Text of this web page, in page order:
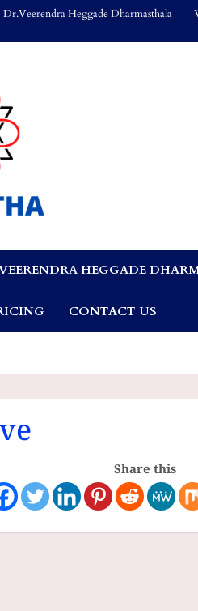
Dr.Veerendra Heggade Dharmasthala
&
HEGGADE
CONTACT US
Share this